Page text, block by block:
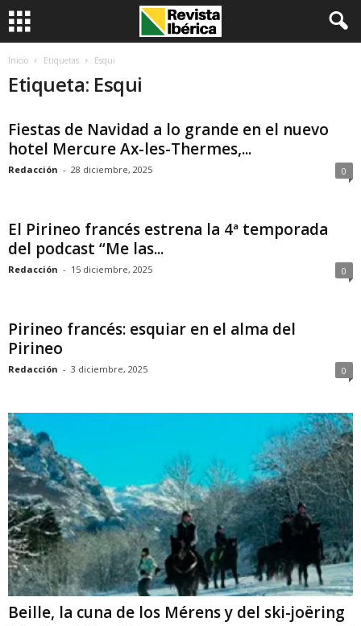
Inicio Etiquetas Esqui
Etiqueta: Esqui
Fiestas de Navidad a lo grande en el nuevo
hotel Mercure Ax-les-Thermes,...
Redacción - 28 diciembre, 2025 0
El Pirineo francés estrena la 4ª temporada
del podcast “Me las...
Redacción - 15 diciembre, 2025 0
Pirineo francés: esquiar en el alma del
Pirineo
Redacción - 3 diciembre, 2025 0
Beille, la cuna de los Mérens y del ski-joëring